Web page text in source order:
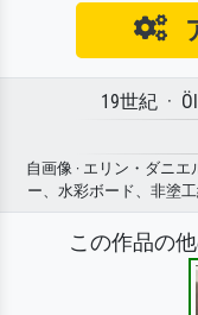
19世紀 ·
自画像 · エリン・ダニ
ー、水彩ボード、非塗
この作品の